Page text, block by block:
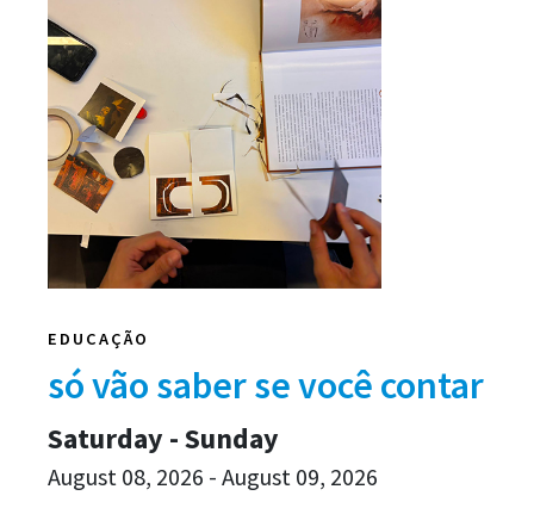
EDUCAÇÃO
só vão saber se você contar
Saturday - Sunday
August 08, 2026 - August 09, 2026